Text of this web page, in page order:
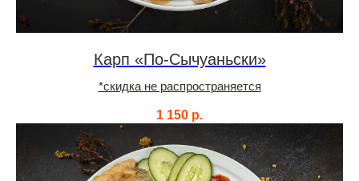
Карп «По-Сычуаньски»
*скидка не распространяется
1 150 р.